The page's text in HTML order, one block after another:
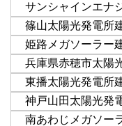
サンシャインエナ
篠山太陽光発電所
姫路メガソーラー
兵庫県赤穂市太陽
東播太陽光発電所
神戸山田太陽光発
南あわじメガソー